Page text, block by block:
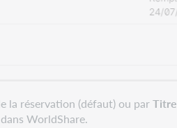
la réservation (défaut) ou parTitre
WorldShare.